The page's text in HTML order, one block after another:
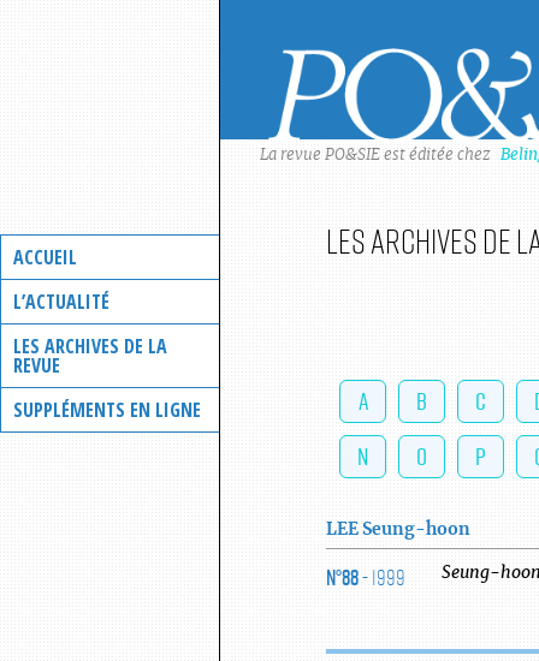
ACCUEIL
L’ACTUALITÉ
LES ARCHIVES DE LA
REVUE
SUPPLÉMENTS EN LIGNE
La revue PO&SIE est éditée chez
Les archives de
A B C
N
O P
LEE Seung-hoon
N°88- 1999 Seung-